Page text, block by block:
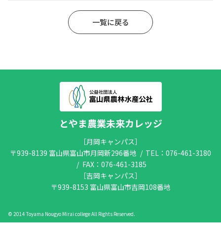
園芸経営実践コース
公開講座
入校の前に
各種募集案内
サイトポリシー
アクセス
一覧に戻る
とやま農業未来カレッジ
［月岡キャンパス］
〒939-8139 富山県富山市月岡新296番地
TEL： 076-461-3180
FAX：076-461-3185
［吉岡キャンパス］
〒939-8153 富山県富山市吉岡108番地
©︎ 2014 Toyama Nougyo Mirai college All Rights Reserved.